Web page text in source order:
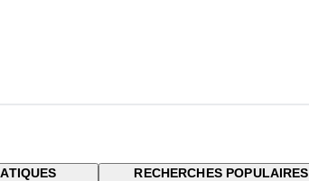
RECHERCHES POPULAIRES